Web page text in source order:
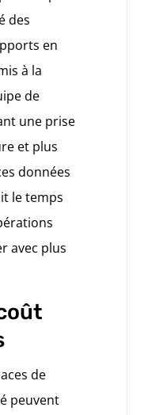
des
en
à la
de
une prise
et plus
données
le temps
avec plus
de
peuvent